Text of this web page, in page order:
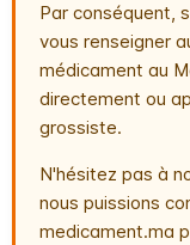
Par conséquent,
vous renseigner
médicament au
directement ou
grossiste.
N'hésitez pas à
nous puissions
medicament.ma